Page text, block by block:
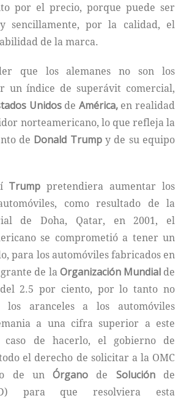
por el precio, porque puede ser
sencillamente, por la calidad, el
de la marca.
que los alemanes no son los
un índice de superávit comercial,
Unidosde América,en realidad
norteamericano, lo que refleja la
de Donald Trumpy de su equipo
Trump pretendiera aumentar los
como resultado de la
de Doha, Qatar, en 2001, el
se comprometió a tener un
para los automóviles fabricados en
de laOrganización Mundialde
del 2.5 por ciento, por lo tanto no
los aranceles a los automóviles
a una cifra superior a este
de hacerlo, el gobierno de
el derecho de solicitar a la OMC
de unÓrgano de Soluciónde
para que resolviera esta